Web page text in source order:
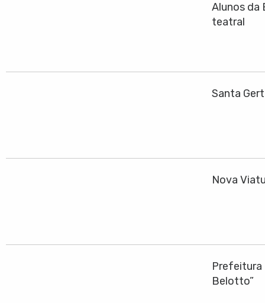
Alunos da
teatral
Santa
Nova
Prefeitura
Belotto”